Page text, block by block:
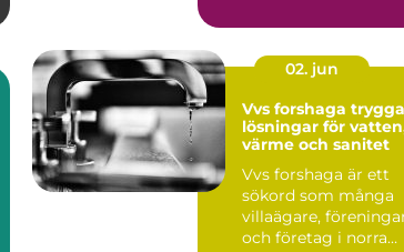
02. jun
Vvs forshaga trygga
lösningar för
värme och sanitet
Vvs forshaga är ett
sökord som många
villaägare,
och företag i norra